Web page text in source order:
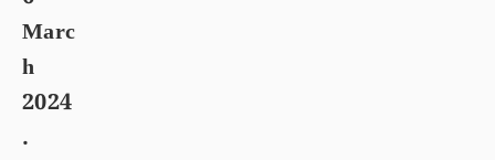
Marc
h
2024
.